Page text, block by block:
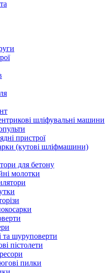
шліфувальні машини
пристрої
(кутові шліфмашини)
для бетону
молотки
та шуруповерти
пістолети
пилки